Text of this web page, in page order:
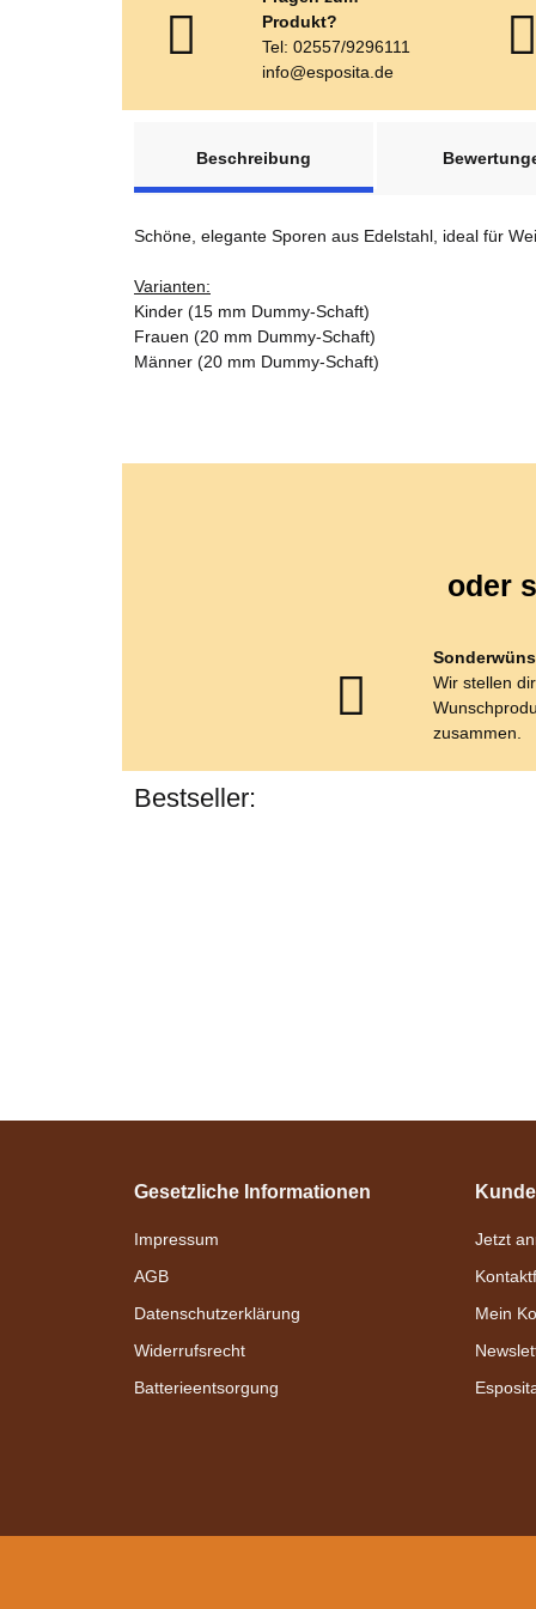
Produkt?
Tel: 02557/9296111
info@esposita.de
Beschreibung
Schöne, elegante Sporen aus Edelstahl, ideal für
Varianten:
Kinder (15 mm Dummy-Schaft)
Frauen (20 mm Dummy-Schaft)
Männer (20 mm Dummy-Schaft)
oder
Wir stellen
zusammen.
Bestseller:
Bestseller
Gesetzliche Informationen
Impressum
AGB
Datenschutzerklärung
Widerrufsrecht
Batterieentsorgung
Jetzt
Mein